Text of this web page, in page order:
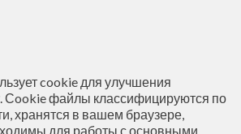
cookie для улучшения
Сookie файлы классифицируются по
хранятся в вашем браузере,
для работы с основными